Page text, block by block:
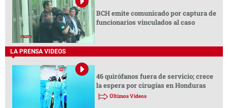
BCH emite comunicado por captura de
funcionarios vinculados al caso
LA PRENSA VIDEOS
46 quirófanos fuera de servicio; crece
la espera por cirugías en Honduras
Últimos Videos